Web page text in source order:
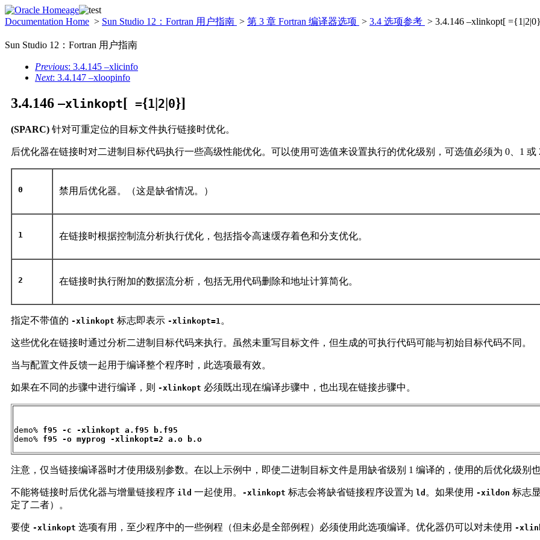
Documentation Home > Sun Studio 12：Fortran 用户指南 > 第 3 章 Fortran 编译器选项 > 3.4 选项参考 > 3.4.146 –xlinkopt[
Sun Studio 12：Fortran 用户指南
Previous: 3.4.145 –xlicinfo
Next: 3.4.147 –xloopinfo
3.4.146 –xlinkopt[ ={1|2|0}]
(SPARC) 针对可重定位的目标文件执行链接时优化。
后优化器在链接时对二进制目标代码执行一些高级性能优化。可以使用可选值来设置执行的优化级别，可选值必须为 0、1 或
0 禁用后优化器。（这是缺省情况。）
1 在链接时根据控制流分析执行优化，包括指令高速缓存着色和分支优化。
2 在链接时执行附加的数据流分析，包括无用代码删除和地址计算简化。
指定不带值的 -xlinkopt 标志即表示 -xlinkopt=1 。
这些优化在链接时通过分析二进制目标代码来执行。虽然未重写目标文件，但生成的可执行代码可能与初始目标代码不同。
当与配置文件反馈一起用于编译整个程序时，此选项最有效。
如果在不同的步骤中进行编译，则 -xlinkopt 必须既出现在编译步骤中，也出现在链接步骤中。
demo% f95 -c -xlinkopt a.f95 b.f95
demo% f95 -o myprog -xlinkopt=2 a.o b.o
注意，仅当链接编译器时才使用级别参数。在以上示例中，即使二进制目标文件是用缺省级别 1 编译的，使用的后优化级别也
不能将链接时后优化器与增量链接程序 ild 一起使用。 -xlinkopt 标志会将缺省链接程序设置为 ld 。如果使用 -xildon 标志
定了二者）。
要使 -xlinkopt 选项有用，至少程序中的一些例程（但未必是全部例程）必须使用此选项编译。优化器仍可以对未使用 -